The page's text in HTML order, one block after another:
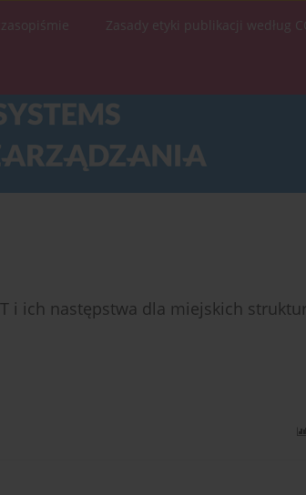
Zasady etyki publikacji według
i ich następstwa dla miejskich